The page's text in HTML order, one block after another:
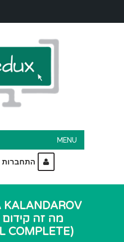
MENU
התחברות
מה זה
(MANUAL COMPLETE)